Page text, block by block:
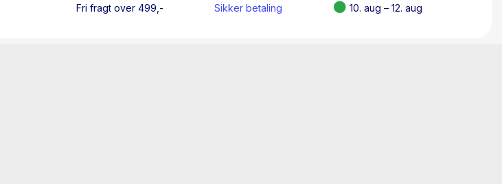
virksomheder. Denne variant af equity-metoden illustreres også ved
Fri fragt over 499,- Sikker betaling 10. aug – 12. aug